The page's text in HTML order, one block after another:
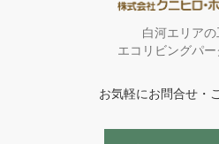
白河エリアの
エコリビングパ
お気軽にお問合せ・